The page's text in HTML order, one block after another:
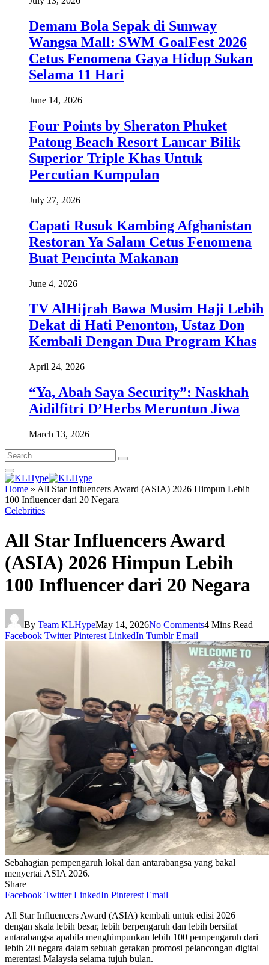
Demam Bola Sepak di Sunway
Wangsa Mall: SWM GoalFest 2026
Cetus Fenomena Gaya Hidup Sukan
Selama 11 Hari
June 14, 2026
Four Points by Sheraton Phuket
Patong Beach Resort Lancar Bilik
Superior Triple Khas Untuk
Percutian Kumpulan
July 27, 2026
Capati Rusuk Kambing Afghanistan
Restoran Ya Salam Cetus Fenomena
Buat Pencinta Makanan
June 4, 2026
TV AlHijrah Bawa Musim Haji Lebih
Dekat di Hati Penonton, Ustaz Don
Kembali Dengan Dua Program Khas
April 24, 2026
“Ya, Abah Saya Security”: Naskhah
Aidilfitri D’Herbs Meruntun Jiwa
March 13, 2026
Home » All Star Influencers Award (ASIA) 2026 Himpun Lebih
100 Influencer dari 20 Negara
Celebrities
All Star Influencers Award
(ASIA) 2026 Himpun Lebih
100 Influencer dari 20 Negara
By Team KLHypeMay 14, 2026No Comments4 Mins Read
Facebook Twitter Pinterest LinkedIn Tumblr Email
Sebahagian pempengaruh lokal dan antarabangsa yang bakal
menyertai ASIA 2026.
Share
Facebook Twitter LinkedIn Pinterest Email
All Star Influencers Award (ASIA) kembali untuk edisi 2026
dengan skala lebih besar, lebih berpengaruh dan lebih bersifat
antarabangsa apabila menghimpunkan lebih 100 pempengaruh dari
lebih 20 negara dalam sebuah gerakan promosi pelancongan digital
merentasi Malaysia selama tujuh bulan.